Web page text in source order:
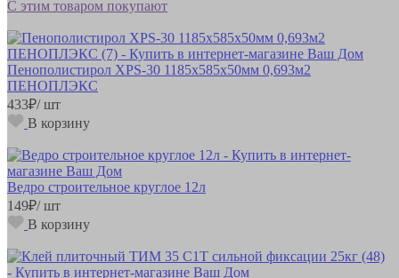
С этим товаром покупают
Пенополистирол XPS-30 1185х585х50мм 0,693м2
ПЕНОПЛЭКС
433₽/ шт
В корзину
Ведро строительное круглое 12л
149₽/ шт
В корзину